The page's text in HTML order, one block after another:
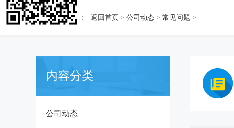
当前位置： 返回首页 > 公司动态 > 常见问题 >
内容分类
公司动态